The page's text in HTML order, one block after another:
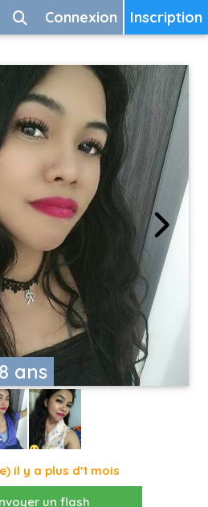
Inscription
Connexion
ans
il y a plus d'1 mois
un flash